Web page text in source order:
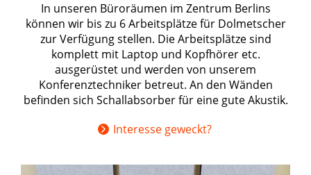
In unseren Büroräumen im Zentrum Berlins
können wir bis zu 6 Arbeitsplätze für Dolmetscher
zur Verfügung stellen. Die Arbeitsplätze sind
komplett mit Laptop und Kopfhörer etc.
ausgerüstet und werden von unserem
Konferenztechniker betreut. An den Wänden
befinden sich Schallabsorber für eine gute Akustik.
Interesse geweckt?